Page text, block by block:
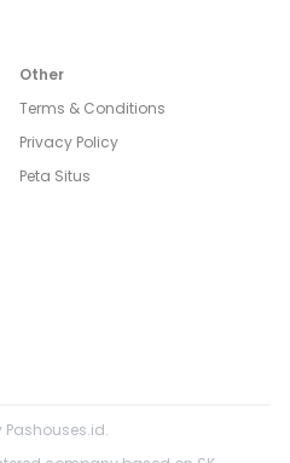
Other
Terms & Conditions
Privacy Policy
Peta Situs
Pashouses.id.